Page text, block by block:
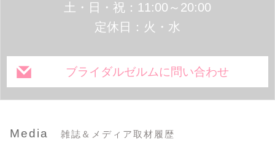
土・日・祝：11:00～20:00
定休日：火・水
ブライダルゼルムに問い合わせ
Media 雑誌＆メディア取材履歴